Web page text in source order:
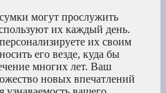
могут прослужить
их каждый день.
их своим
его везде, куда бы
многих лет. Ваш
новых впечатлений